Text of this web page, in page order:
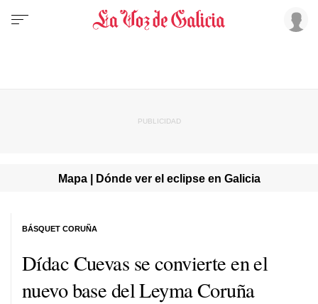
Mapa | Dónde ver el eclipse en Galicia
Dídac Cuevas se convierte en el
nuevo base del Leyma Coruña
BÁSQUET CORUÑA